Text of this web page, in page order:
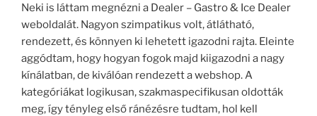
Neki is láttam megnézni a Dealer – Gastro & Ice Dealer
weboldalát. Nagyon szimpatikus volt, átlátható,
rendezett, és könnyen ki lehetett igazodni rajta. Eleinte
aggódtam, hogy hogyan fogok majd kiigazodni a nagy
kínálatban, de kiválóan rendezett a webshop. A
kategóriákat logikusan, szakmaspecifikusan oldották
meg, így tényleg első ránézésre tudtam, hol kell